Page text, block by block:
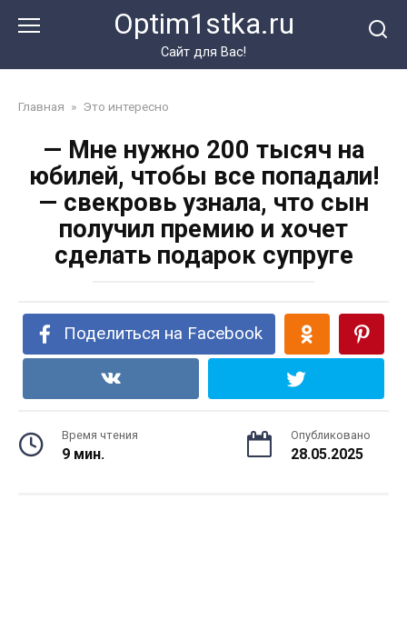
Optim1stka.ru
Сайт для Вас!
Главная » Это интересно
— Мне нужно 200 тысяч на
юбилей, чтобы все попадали!
— свекровь узнала, что сын
получил премию и хочет
сделать подарок супруге
Поделиться на Facebook
Время чтения
9 мин.
Опубликовано
28.05.2025